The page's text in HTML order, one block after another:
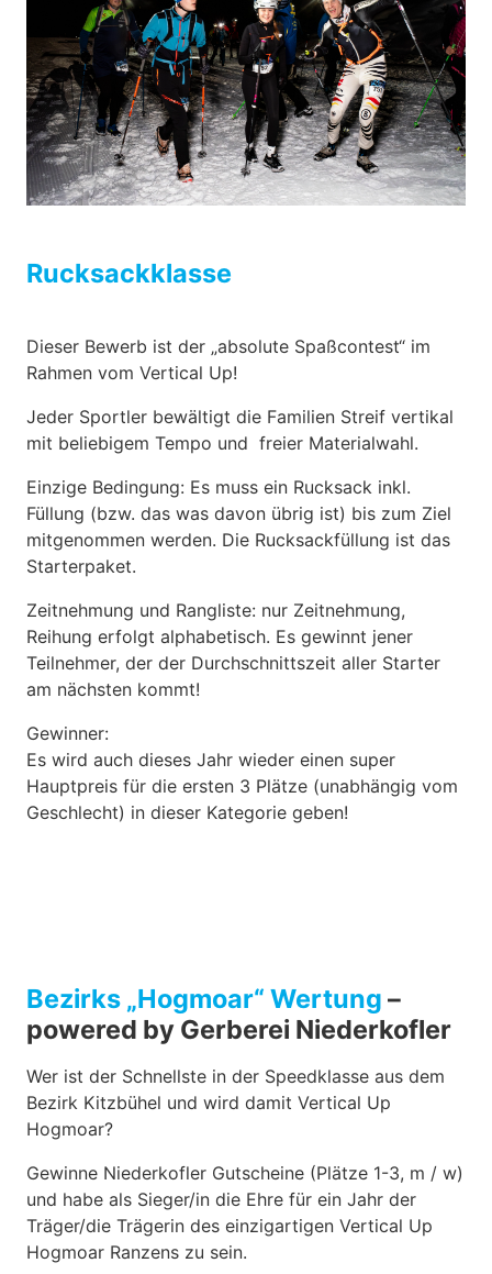
Rucksackklasse
Dieser Bewerb ist der „absolute Spaßcontest“ im
Rahmen vom Vertical Up!
Jeder Sportler bewältigt die Familien Streif vertikal
mit beliebigem Tempo und freier Materialwahl.
Einzige Bedingung: Es muss ein Rucksack inkl.
Füllung (bzw. das was davon übrig ist) bis zum Ziel
mitgenommen werden. Die Rucksackfüllung ist das
Starterpaket.
Zeitnehmung und Rangliste: nur Zeitnehmung,
Reihung erfolgt alphabetisch. Es gewinnt jener
Teilnehmer, der der Durchschnittszeit aller Starter
am nächsten kommt!
Gewinner:
Es wird auch dieses Jahr wieder einen super
Hauptpreis für die ersten 3 Plätze (unabhängig vom
Geschlecht) in dieser Kategorie geben!
Bezirks „Hogmoar“ Wertung –
powered by Gerberei Niederkofler
Wer ist der Schnellste in der Speedklasse aus dem
Bezirk Kitzbühel und wird damit Vertical Up
Hogmoar?
Gewinne Niederkofler Gutscheine (Plätze 1-3, m / w)
und habe als Sieger/in die Ehre für ein Jahr der
Träger/die Trägerin des einzigartigen Vertical Up
Hogmoar Ranzens zu sein.